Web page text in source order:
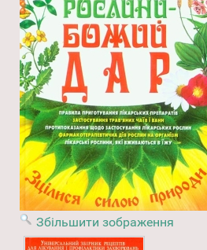
Збільшити зображення